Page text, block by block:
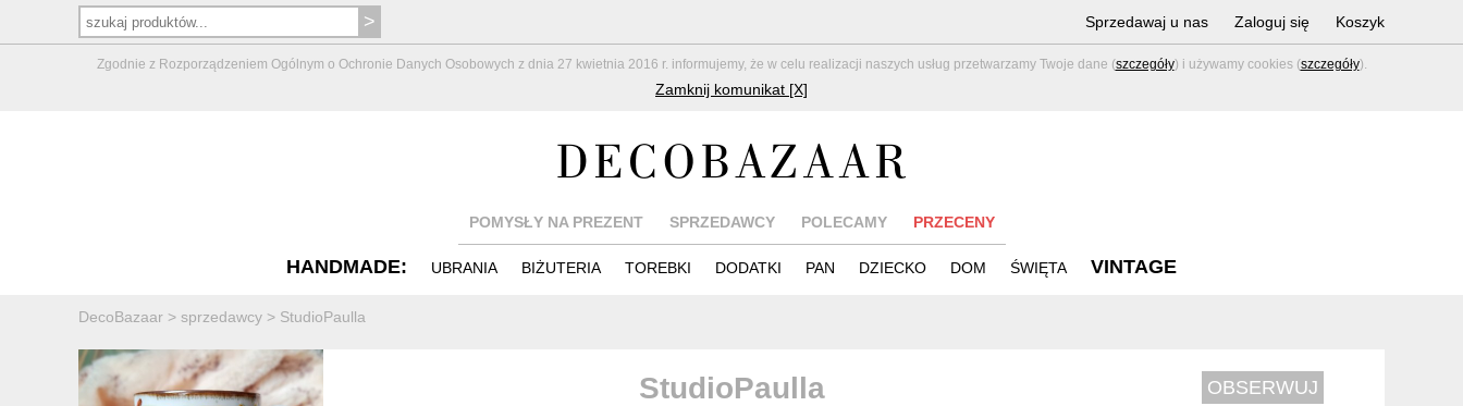
Zgodnie z Rozporządzeniem Ogólnym o Ochronie Danych Osobowych z dnia 27 kwietnia 2016 r. informujemy, że w celu realizacji naszych usług przetwarzamy Twoje dane (szczegóły) i używamy cookies (szczegóły).
Zamknij komunikat [X]
Sprzedawaj u nas Zaloguj się Koszyk
POMYSŁY NA PREZENT SPRZEDAWCY POLECAMY PRZECENY
HANDMADE: UBRANIA BIŻUTERIA TOREBKI DODATKI PAN DZIECKO DOM ŚWIĘTA VINTAGE
DecoBazaar > sprzedawcy > StudioPaulla
StudioPaulla